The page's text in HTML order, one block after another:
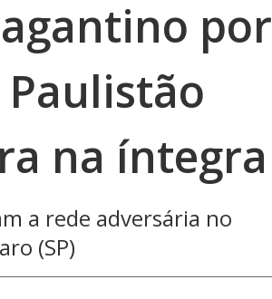
por
Paulistão
na íntegra
a rede adversária no
(SP)